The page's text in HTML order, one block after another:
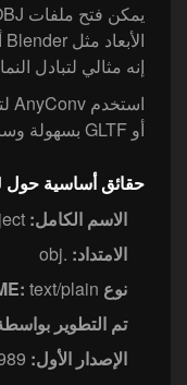
إنه مثالي لتبادل
أو GLTF بسهولة وسرعة.
حقائق أساسية حول OBJ
الاسم الكامل:
الامتداد: .obj
نوع MIME: text/plain
تم التطوير
الإصدار الأول: